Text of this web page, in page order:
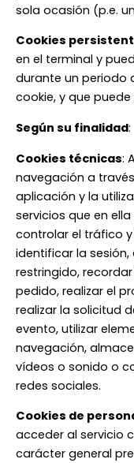
sola ocasión (p.e.
Cookies
en el terminal y
durante un periodo
cookie, y que
Según su finalidad:
Cookies técnicas:
navegación a
aplicación y la
servicios que en
controlar el tráfico
identificar la
restringido,
pedido, realizar el
realizar la solicitud
evento, utilizar
navegación,
vídeos o sonido o
redes sociales.
Cookies de
acceder al servicio
carácter general